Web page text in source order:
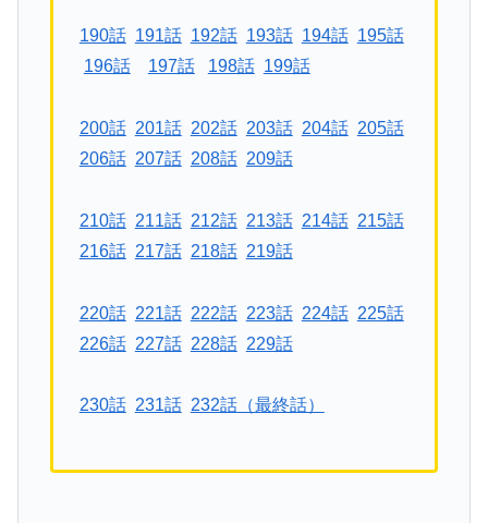
190話 191話 192話 193話 194話 195話
196話
197話 198話 199話
200話 201話 202話 203話 204話 205話
206話 207話 208話 209話
210話 211話 212話 213話 214話 215話
216話 217話 218話 219話
220話 221話 222話 223話 224話 225話
226話 227話 228話 229話
230話 231話 232話（最終話）